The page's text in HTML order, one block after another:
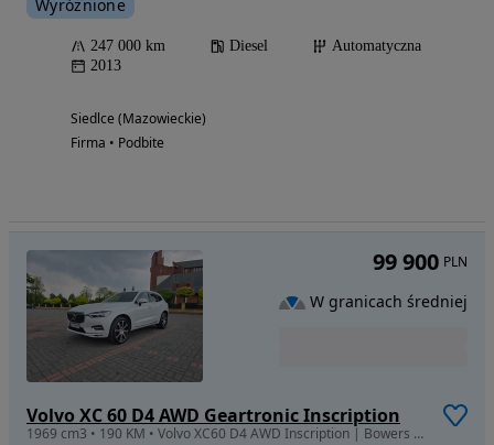
Wyróżnione
247 000 km Diesel
Automatyczna
2013
Siedlce (Mazowieckie)
Firma • Podbite
Volvo XC 60 D4 AWD Geartronic Inscription
1969 cm3 • 190 KM • Volvo XC60 D4 AWD Inscription | Bowers & Wilkins | Panorama | Perła
99 900 PLN
W granicach średniej